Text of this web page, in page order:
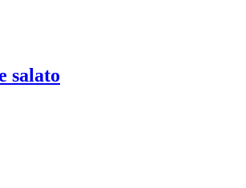
salato